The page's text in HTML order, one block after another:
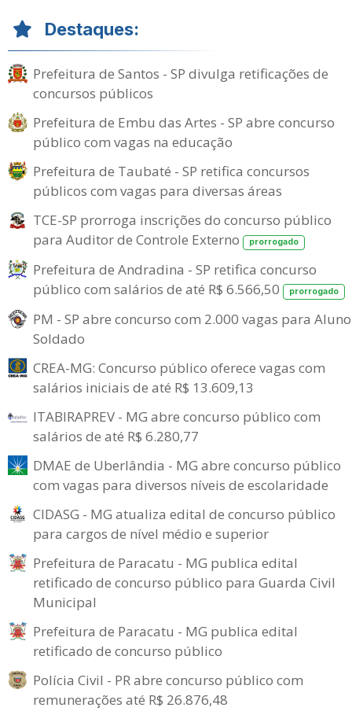
Destaques:
Prefeitura de Santos - SP divulga retificações de
concursos públicos
Prefeitura de Embu das Artes - SP abre concurso
público com vagas na educação
Prefeitura de Taubaté - SP retifica concursos
públicos com vagas para diversas áreas
TCE-SP prorroga inscrições do concurso público
para Auditor de Controle Externo
prorrogado
Prefeitura de Andradina - SP retifica concurso
público com salários de até R$ 6.566,50
prorrogado
PM - SP abre concurso com 2.000 vagas para
Soldado
CREA-MG: Concurso público oferece vagas com
salários iniciais de até R$ 13.609,13
ITABIRAPREV - MG abre concurso público com
salários de até R$ 6.280,77
DMAE de Uberlândia - MG abre concurso público
com vagas para diversos níveis de escolaridade
CIDASG - MG atualiza edital de concurso público
para cargos de nível médio e superior
Prefeitura de Paracatu - MG publica edital
retificado de concurso público para Guarda Civil
Municipal
Prefeitura de Paracatu - MG publica edital
retificado de concurso público
Polícia Civil - PR abre concurso público com
remunerações até R$ 26.876,48